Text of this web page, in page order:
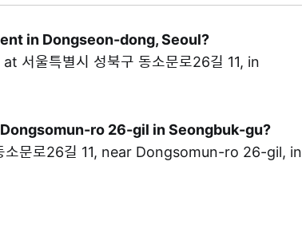
in Dongseon-dong, Seoul?
서울특별시 성북구 동소문로26길 11, in
ro 26-gil in Seongbuk-gu?
소문로26길 11, near Dongsomun-ro 26-gil, in